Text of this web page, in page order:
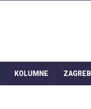
KOLUMNE ZAGREB